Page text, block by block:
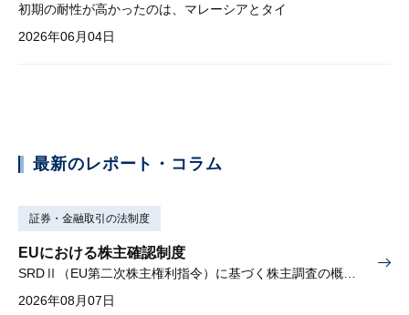
初期の耐性が高かったのは、マレーシアとタイ
2026年06月04日
最新のレポート・コラム
証券・金融取引の法制度
EUにおける株主確認制度
SRDⅡ（EU第二次株主権利指令）に基づく株主調査の概要と課題
2026年08月07日